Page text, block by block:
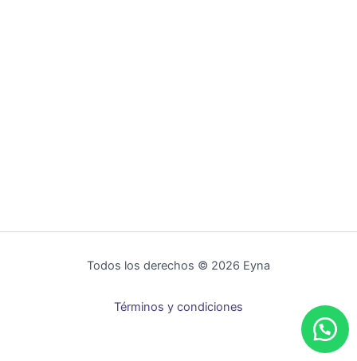
Todos los derechos © 2026 Eyna
Términos y condiciones